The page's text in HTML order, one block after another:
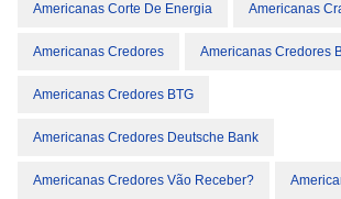
Americanas Corte De Energia Americanas
Americanas Credores Americanas Credores
Americanas Credores BTG
Americanas Credores Deutsche Bank
Americanas Credores Vão Receber?